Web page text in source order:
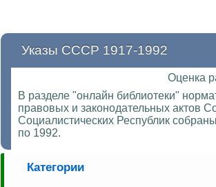
Указы СССР 1917-1992
Оценка
В разделе "онлайн библиотеки"
правовых и законодательных актов
Социалистических Республик
по 1992.
Категории